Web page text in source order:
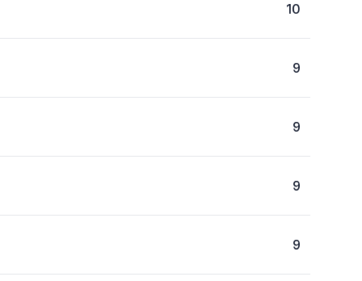
10
9
9
9
9